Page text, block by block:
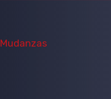
Mudanzas